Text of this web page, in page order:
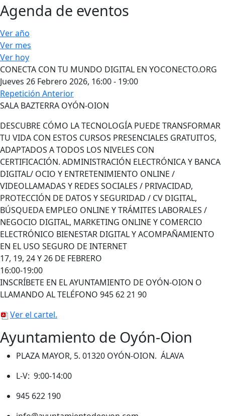
Agenda de eventos
Ver año
Ver mes
Ver hoy
CONECTA CON TU MUNDO DIGITAL EN YOCONECTO.ORG
Jueves 26 Febrero 2026, 16:00 - 19:00
Repetición Anterior
SALA BAZTERRA OYÓN-OION
DESCUBRE CÓMO LA TECNOLOGÍA PUEDE TRANSFORMAR
TU VIDA CON ESTOS CURSOS PRESENCIALES GRATUITOS,
ADAPTADOS A TODOS LOS NIVELES CON
CERTIFICACIÓN. ADMINISTRACIÓN ELECTRÓNICA Y BANCA
DIGITAL/ OCIO Y ENTRETENIMIENTO ONLINE /
VIDEOLLAMADAS Y REDES SOCIALES / PRIVACIDAD,
PROTECCIÓN DE DATOS Y SEGURIDAD / CV DIGITAL,
BÚSQUEDA EMPLEO ONLINE Y TRÁMITES LABORALES /
NEGOCIO DIGITAL, MARKETING ONLINE Y COMERCIO
ELECTRÓNICO BIENESTAR DIGITAL Y ACOMPAÑAMIENTO
EN EL USO SEGURO DE INTERNET
17, 19, 24 Y 26 DE FEBRERO
16:00-19:00
INSCRÍBETE EN EL AYUNTAMIENTO DE OYÓN-OION O
LLAMANDO AL TELÉFONO 945 62 21 90
Ver el cartel.
Ayuntamiento de Oyón-Oion
PLAZA MAYOR, 5. 01320 OYÓN-OION. ÁLAVA
L-V: 9:00-14:00
945 622 190